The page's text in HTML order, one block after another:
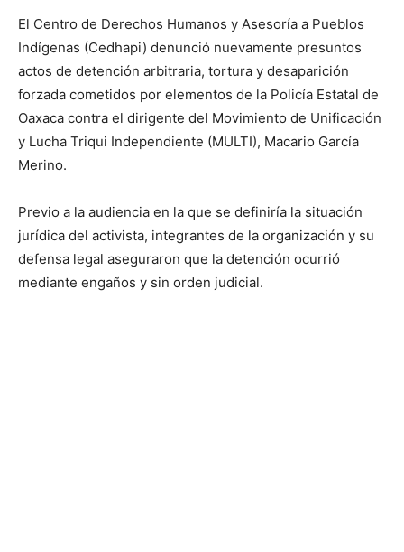
El Centro de Derechos Humanos y Asesoría a Pueblos
Indígenas (Cedhapi) denunció nuevamente presuntos
actos de detención arbitraria, tortura y desaparición
forzada cometidos por elementos de la Policía Estatal de
Oaxaca contra el dirigente del Movimiento de Unificación
y Lucha Triqui Independiente (MULTI), Macario García
Merino.
Previo a la audiencia en la que se definiría la situación
jurídica del activista, integrantes de la organización y su
defensa legal aseguraron que la detención ocurrió
mediante engaños y sin orden judicial.